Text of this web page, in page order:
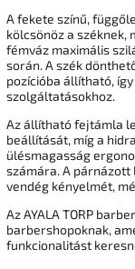
A fekete színű,
kölcsönöz a
fémváz maximális
során. A szék
pozícióba állítható,
szolgáltatásokhoz.
Az állítható fejtámla
beállítását, míg a
ülésmagasság
számára. A
vendég kényelmét,
Az AYALA TORP
barbershopoknak,
funkcionalitást